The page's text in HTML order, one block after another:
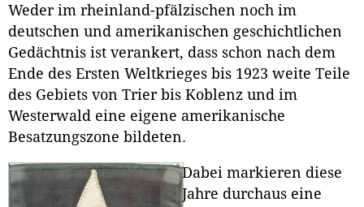
Weder im rheinland-pfälzischen noch im
deutschen und amerikanischen geschichtlichen
Gedächtnis ist verankert, dass schon nach dem
Ende des Ersten Weltkrieges bis 1923 weite Teile
des Gebiets von Trier bis Koblenz und im
Westerwald eine eigene amerikanische
Besatzungszone bildeten.
Dabei markieren diese
Jahre durchaus eine